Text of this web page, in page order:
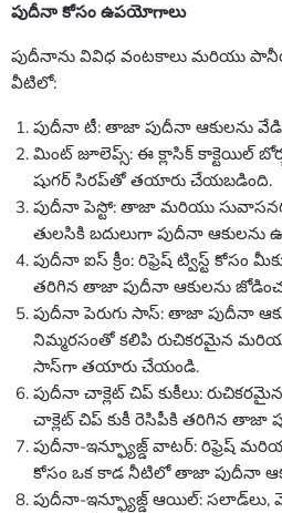
పుదీనా కోసం ఉపయోగాలు
పుదీనాను వివిధ వంటకాలు మరియు
వీటిలో:
పుదీనా టీ: తాజా పుదీనా ఆకులను
మింట్ జూలెప్స్: ఈ క్లాసిక్ కాక్టెయిల్
షుగర్ సిరప్‌తో తయారు చేయబడింది.
పుదీనా పెస్టో: తాజా మరియు
తులసికి బదులుగా పుదీనా
పుదీనా ఐస్ క్రీం: రిఫ్రెష్ ట్విస్ట్ కోసం
తరిగిన తాజా పుదీనా ఆకులను
పుదీనా పెరుగు సాస్: తాజా పుదీనా
నిమ్మరసంతో కలిపి రుచికరమైన
సాస్‌గా తయారు చేయండి.
పుదీనా చాక్లెట్ చిప్ కుకీలు:
చాక్లెట్ చిప్ కుకీ రెసిపీకి తరిగిన తాజా
పుదీనా-ఇన్ఫ్యూజ్డ్ వాటర్: రిఫ్రెష్
కోసం ఒక కాడ నీటిలో తాజా పుదీనా
పుదీనా-ఇన్ఫ్యూజ్డ్ ఆయిల్: